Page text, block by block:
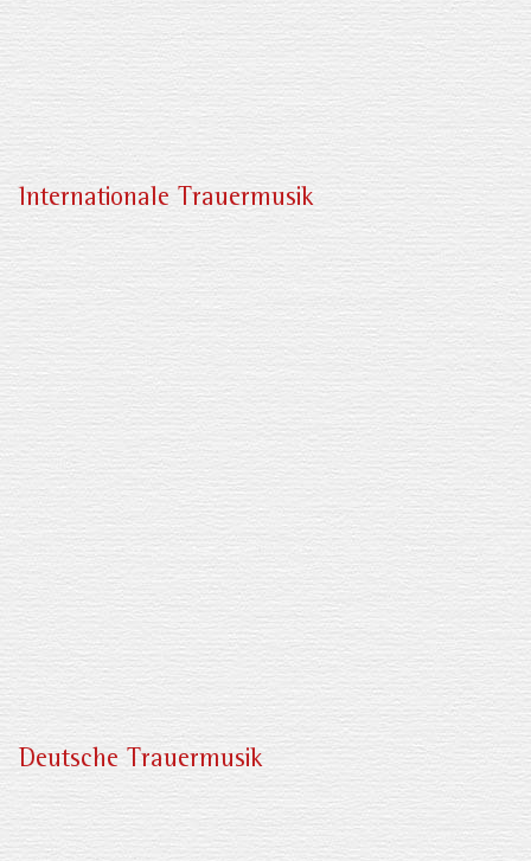
Internationale Trauermusik
Deutsche Trauermusik